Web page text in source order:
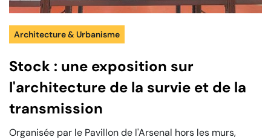
Architecture & Urbanisme
Stock : une exposition sur
l'architecture de la survie et de la
transmission
Organisée par le Pavillon de l'Arsenal hors les murs,